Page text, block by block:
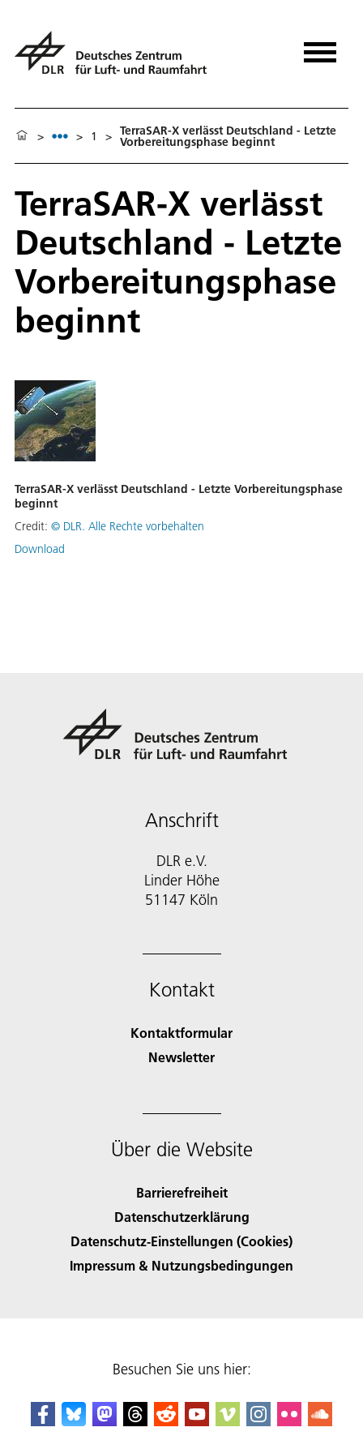
> > 1 > TerraSAR-X verlässt Deutschland - Letzte
Vorbereitungsphase beginnt
TerraSAR-X verlässt
Deutschland - Letzte
Vorbereitungsphase
beginnt
TerraSAR-X verlässt Deutschland - Letzte Vorbereitungsphase
beginnt
Credit: © DLR. Alle Rechte vorbehalten
Download
Anschrift
DLR e.V.
Linder Höhe
51147 Köln
Kontakt
Kontaktformular
Newsletter
Über die Website
Barrierefreiheit
Datenschutzerklärung
Datenschutz-Einstellungen (Cookies)
Impressum & Nutzungsbedingungen
Besuchen Sie uns hier: